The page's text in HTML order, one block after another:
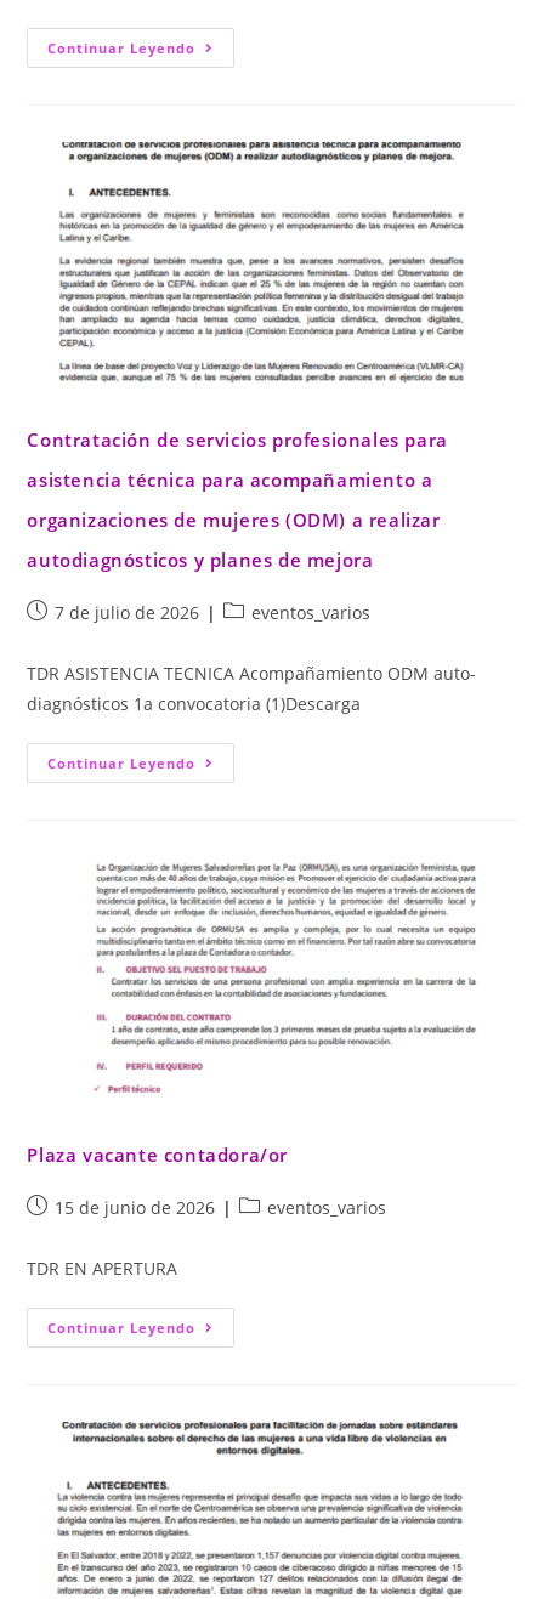
Continuar Leyendo
Contratación de servicios profesionales para
asistencia técnica para acompañamiento a
organizaciones de mujeres (ODM) a realizar
autodiagnósticos y planes de mejora
7 de julio de 2026 eventos_varios
TDR ASISTENCIA TECNICA Acompañamiento ODM auto-
diagnósticos 1a convocatoria (1)Descarga
Continuar Leyendo
Plaza vacante contadora/or
15 de junio de 2026 eventos_varios
TDR EN APERTURA
Continuar Leyendo